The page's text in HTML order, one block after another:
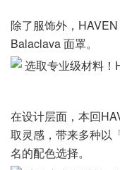
除了服饰外，
Balaclava 面罩。
在设计层面，本回
取灵感，带来多种以
名的配色选择。